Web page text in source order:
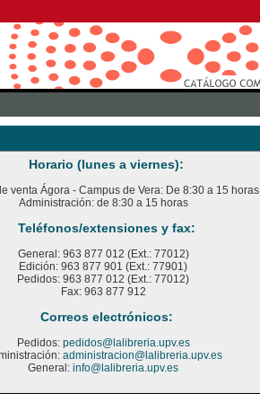
Horario (lunes a viernes):
Ágora - Campus de Vera: De 8:30 a 15 horas
Administración: de 8:30 a 15 horas
Teléfonos/extensiones y fax:
General: 963 877 012 (Ext.: 77012)
Edición: 963 877 901 (Ext.: 77901)
Pedidos: 963 877 012 (Ext.: 77012)
Fax: 963 877 912
Correos electrónicos:
Pedidos: pedidos@lalibreria.upv.es
administracion@lalibreria.upv.es
General: info@lalibreria.upv.es